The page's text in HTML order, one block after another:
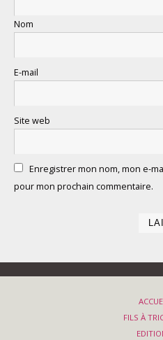
Nom
E-mail
Site web
Enregistrer mon nom, mon e-
pour mon prochain commentaire.
FILS À